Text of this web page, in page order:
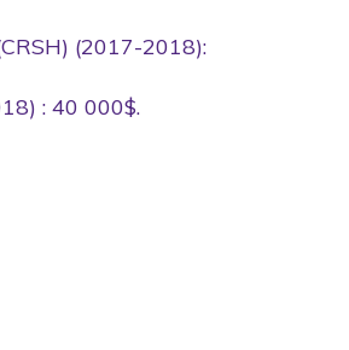
(2017-2018):
: 40 000$.